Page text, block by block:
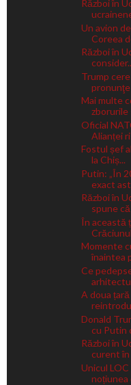
Război în
Un avion
Coreea
Război în
Trump
pronunţe
Mai multe
zborurile
Oficial
Alianței
Fostul șef
la Chiș...
Putin: „În
exact
Război în
spune
În această
Momente
înaintea
Ce
A doua
Donald
cu Putin
Război în
curent în
Unicul
noțiunea